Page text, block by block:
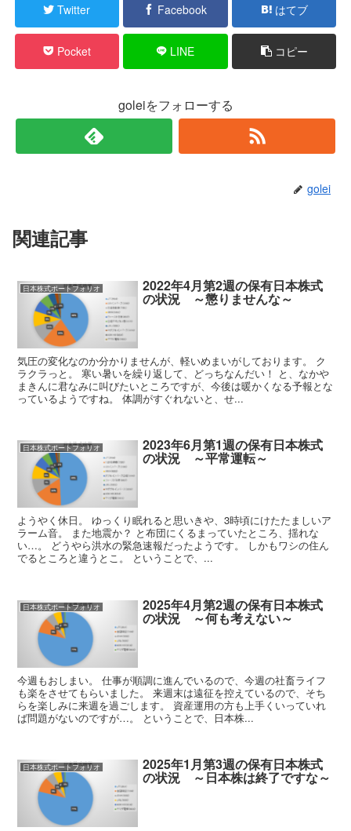
Twitter Facebook はてブ
Pocket LINE コピー
goleiをフォローする
golei
関連記事
日本株式ポートフォリオ 2022年4月第2週の保有日本株式
の状況 ～懲りませんな～
気圧の変化なのか分かりませんが、軽いめまいがしております。 ク
ラクラっと。 寒い暑いを繰り返して、どっちなんだい！ と、なかや
まきんに君なみに叫びたいところですが、今後は暖かくなる予報とな
っているようですね。 体調がすぐれないと、せ...
日本株式ポートフォリオ 2023年6月第1週の保有日本株式
の状況 ～平常運転～
ようやく休日。 ゆっくり眠れると思いきや、3時頃にけたたましいア
ラーム音。 また地震か？ と布団にくるまっていたところ、揺れな
い…。 どうやら洪水の緊急速報だったようです。 しかもワシの住ん
でるところと違うとこ。 ということで、...
日本株式ポートフォリオ 2025年4月第2週の保有日本株式
の状況 ～何も考えない～
今週もおしまい。 仕事が順調に進んでいるので、今週の社畜ライフ
も楽をさせてもらいました。 来週末は遠征を控えているので、そち
らを楽しみに来週を過ごします。 資産運用の方も上手くいっていれ
ば問題がないのですが…。 ということで、日本株...
日本株式ポートフォリオ 2025年1月第3週の保有日本株式
の状況 ～日本株は終了ですな～